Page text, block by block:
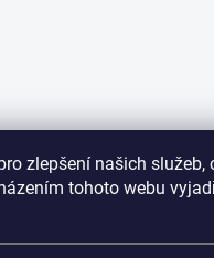
zlepšení našich služeb,
tohoto webu